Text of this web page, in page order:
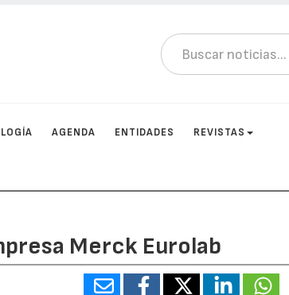
AGENDA ENTIDADES REVISTAS
Merck Eurolab